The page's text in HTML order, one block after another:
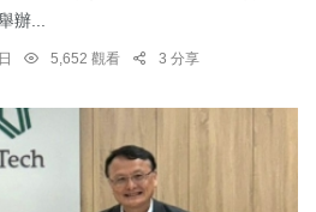
辦...
5,652 觀看 3 分享